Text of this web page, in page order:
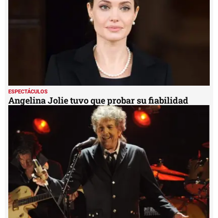
ESPECTÁCULOS
Angelina Jolie tuvo que probar su fiabilidad